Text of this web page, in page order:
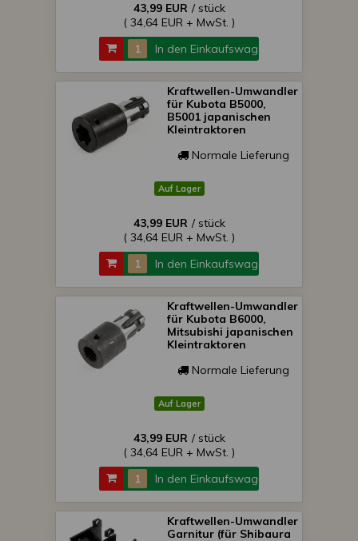
43,99 EUR / stück
( 34,64 EUR + MwSt. )
In den Einkaufswagen
Kraftwellen-Umwandler
für Kubota B5000,
B5001 japanischen
Kleintraktoren
Normale Lieferung
Auf Lager
43,99 EUR / stück
( 34,64 EUR + MwSt. )
In den Einkaufswagen
Kraftwellen-Umwandler
für Kubota B6000,
Mitsubishi japanischen
Kleintraktoren
Normale Lieferung
Auf Lager
43,99 EUR / stück
( 34,64 EUR + MwSt. )
In den Einkaufswagen
Kraftwellen-Umwandler
Garnitur (für Shibaura